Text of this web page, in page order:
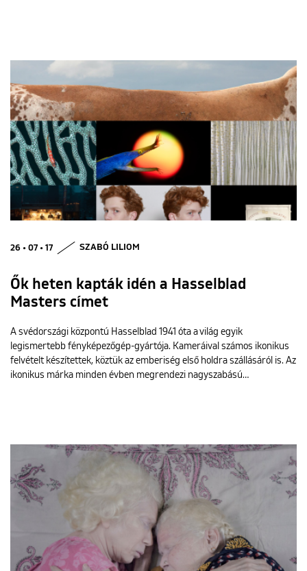
26 • 07 • 17 SZABÓ LILIOM
Ők heten kapták idén a Hasselblad
Masters címet
A svédországi központú Hasselblad 1941 óta a világ egyik
legismertebb fényképezőgép-gyártója. Kameráival számos ikonikus
felvételt készítettek, köztük az emberiség első holdra szállásáról is. Az
ikonikus márka minden évben megrendezi nagyszabású…